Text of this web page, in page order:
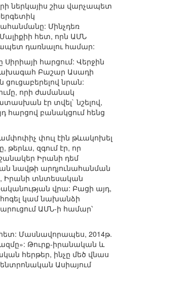
ներկայիս շիա վարչապետ
Մինչդեռ
հետ, որն ԱՄՆ
դառնալու համար:
հարցում: Վերջին
նախագահ Բաշար Ասադի
նրան:
որի ժամանակ
էր տվել` նշելով,
հարցով բանակցում հենց
փուլ էին թևակոխել
թերևս, զգում էր, որ
Իրանի դեմ
նավթի արդյունահանման
Իրանի տնտեսական
վրա: Բացի այդ,
կամ նախանձի
ԱՄՆ-ի համար՝
Մասնավորապես, 2014թ.
Թուրք-իրանական և
հերթեր, ինչը մեծ վնաս
Ասիայում